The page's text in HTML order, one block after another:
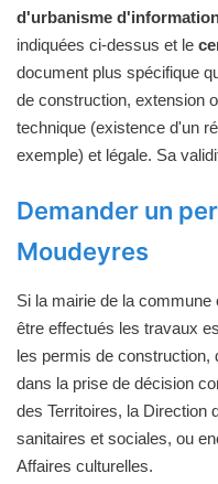
d'urbanisme
indiquées ci-dessus et le
document plus spécifique
de construction, extension
technique (existence d'un
exemple) et légale. Sa
Demander un
Moudeyres
Si la mairie de la
être effectués les travaux
les permis de
dans la prise de décision
des Territoires, la Direction
sanitaires et sociales, ou
Affaires culturelles.